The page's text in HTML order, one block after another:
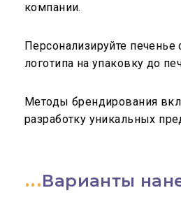
компании.
Персонализируйте
логотипа на упаковку до
Методы брендирования
разработку уникальных
Варианты